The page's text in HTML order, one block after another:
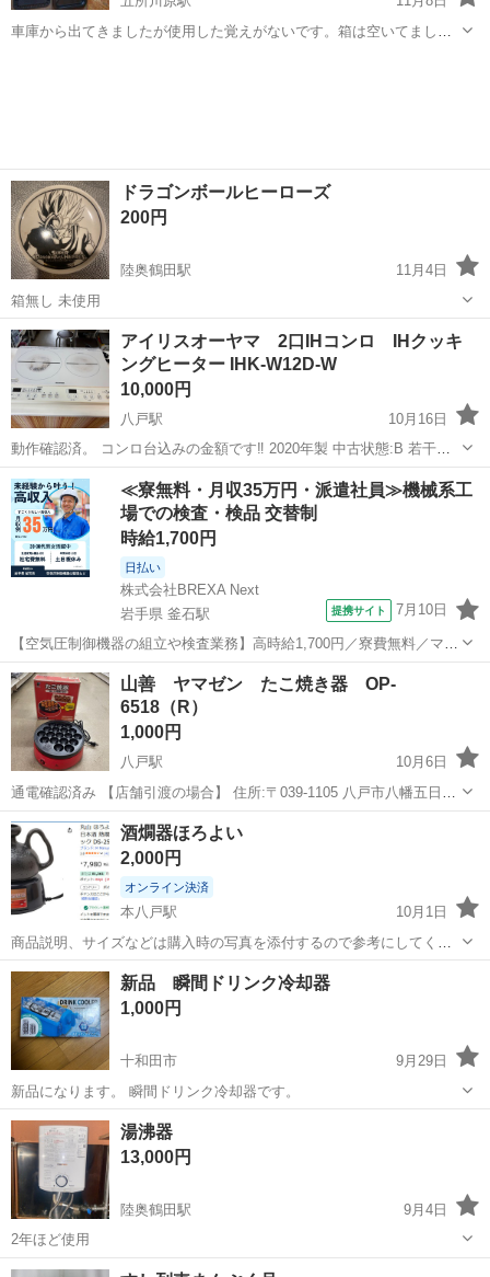
車庫から出てきましたが使用した覚えがないです。箱は空いてました
ドラゴンボールヒーローズ
200円
陸奥鶴田駅
11月4日
箱無し 未使用
青森 北津軽郡 陸奥鶴田駅
ドラゴンボールヒーローズ
アイリスオーヤマ 2口IHコンロ IHクッキ
ングヒーター IHK-W12D-W
10,000円
八戸駅
10月16日
動作確認済。 コンロ台込みの金額です‼️ 2020年製 中古状態:B 若干の
使用感あり 【店舗引渡の場合】 住所:〒039-1105 八戸市八幡五日町31-
1 営業時間:9時〜17時 定休日:水曜日・その他不定休もあり ...
青森 八戸市 八戸駅 キッチン家電 コンロ
≪寮無料・月収35万円・派遣社員≫機械系工
場での検査・検品 交替制
時給1,700円
日払い
株式会社BREXA Next
岩手県 釜石駅
提携サイト 7月10日
【空気圧制御機器の組立や検査業務】高時給1,700円／寮費無料／マイ
カー通勤OK＆工場敷地内に無料駐車場あり 人気の工場のお仕事 ◇空
気圧制御機器（シリンダ、バルブ等）の製造・組立、検査、梱包、入
出荷業務◇ ＊大手メーカー...
岩手 釜石市 釜石駅 その他
山善 ヤマゼン たこ焼き器 OP-
6518（R）
1,000円
八戸駅
10月6日
通電確認済み 【店舗引渡の場合】 住所:〒039-1105 八戸市八幡五日町
31-1 営業時間:9時〜17時 定休日:水曜日・その他不定休もあり 配送も
可能です。 AT軽トラックの貸し出しも可能です。 ガソリン代別途...
青森 八戸市 八戸駅 キッチン家電
酒燗器ほろよい
2,000円
オンライン決済
本八戸駅
10月1日
商品説明、サイズなどは購入時の写真を添付するので参考にしてくだ
さい。購入して10か月ほど経ちましたが、お酒を飲むのをやめたため
2-3回使用しただけです。卓上で熱燗をつけることもできますし、保温
しながらゆっくりお酒を飲むことが...
青森 八戸市 本八戸駅 キッチン家電
新品 瞬間ドリンク冷却器
1,000円
十和田市
9月29日
新品になります。 瞬間ドリンク冷却器です。
青森 十和田市 キッチン家電
湯沸器
13,000円
陸奥鶴田駅
9月4日
2年ほど使用
青森 北津軽郡 陸奥鶴田駅 キッチン家電